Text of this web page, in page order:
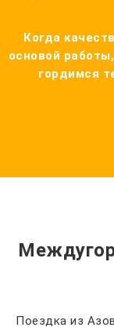
Когда
основой
гордимся
Поездка из